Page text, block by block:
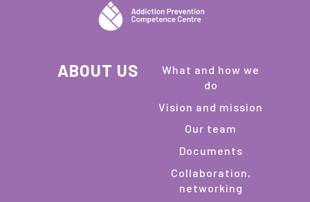
ABOUT US
What and how we
do
Vision and mission
Our team
Documents
Collaboration,
networking